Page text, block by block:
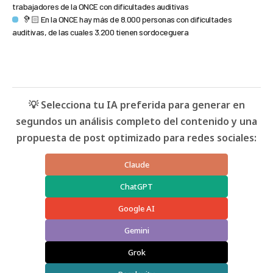
trabajadores de la ONCE con dificultades auditivas
🦻🏻 En la ONCE hay más de 8.000 personas con dificultades
auditivas, de las cuales 3.200 tienen sordoceguera
💡 Selecciona tu IA preferida para generar en
segundos un análisis completo del contenido y una
propuesta de post optimizado para redes sociales:
Claude
ChatGPT
Google AI
Gemini
Grok